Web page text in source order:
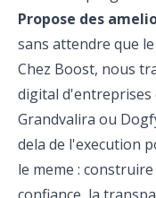
Propose des
sans attendre que
Chez Boost, nous
digital d'entreprises
Grandvalira ou
dela de l'execution
le meme :